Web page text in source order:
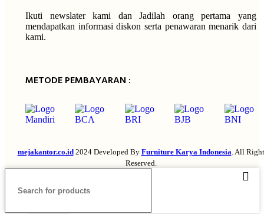
Ikuti newslater kami dan Jadilah orang pertama yang
mendapatkan informasi diskon serta penawaran menarik dari
kami.
METODE PEMBAYARAN :
mejakantor.co.id 2024 Developed By Furniture Karya Indonesia. All Right
Reserved.